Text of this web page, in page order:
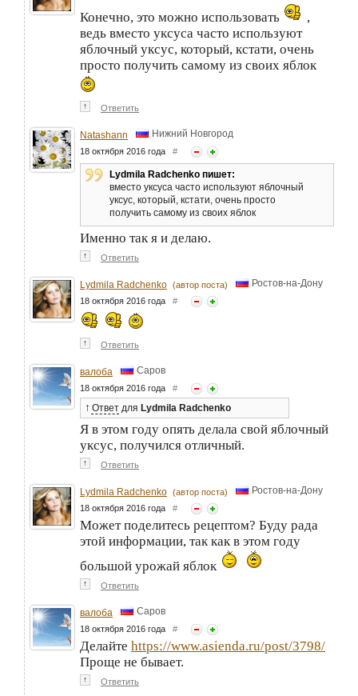
Конечно, это можно использовать
,
ведь вместо уксуса часто используют
яблочный уксус, который, кстати, очень
просто получить самому из своих яблок
↑ Ответить
Natashann Нижний Новгород
18 октября 2016 года #
Lydmila Radchenko пишет:
вместо уксуса часто используют яблочный
уксус, который, кстати, очень просто
получить самому из своих яблок
Именно так я и делаю.
↑ Ответить
Lydmila Radchenko (автор поста) Ростов-на-Дону
18 октября 2016 года #
↑ Ответить
валоба Саров
18 октября 2016 года #
↑ Ответ для Lydmila Radchenko
Я в этом году опять делала свой яблочный
уксус, получился отличный.
↑ Ответить
Lydmila Radchenko (автор поста) Ростов-на-Дону
18 октября 2016 года #
Может поделитесь рецептом? Буду рада
этой информации, так как в этом году
большой урожай яблок
↑ Ответить
валоба Саров
18 октября 2016 года #
Делайте https://www.asienda.ru/post/3798/
Проще не бывает.
↑ Ответить